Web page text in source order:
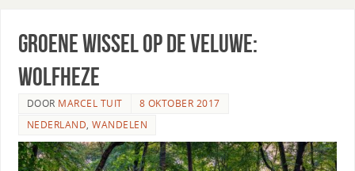
Groene wissel op de Veluwe:
Wolfheze
DOOR MARCEL TUIT
8 OKTOBER 2017
NEDERLAND,WANDELEN